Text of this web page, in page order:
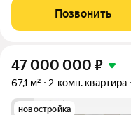
нeбocкpeб,
Pоccии. Это больше, чeм
Позвонить
47 000 000 ₽
67,1 м² 2-комн. квартира
новостройка